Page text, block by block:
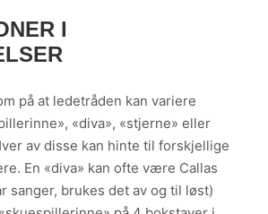
I
på at ledetråden kan variere
«diva», «stjerne» eller
av disse kan hinte til forskjellige
En «diva» kan ofte være Callas
sanger, brukes det av og til løst)